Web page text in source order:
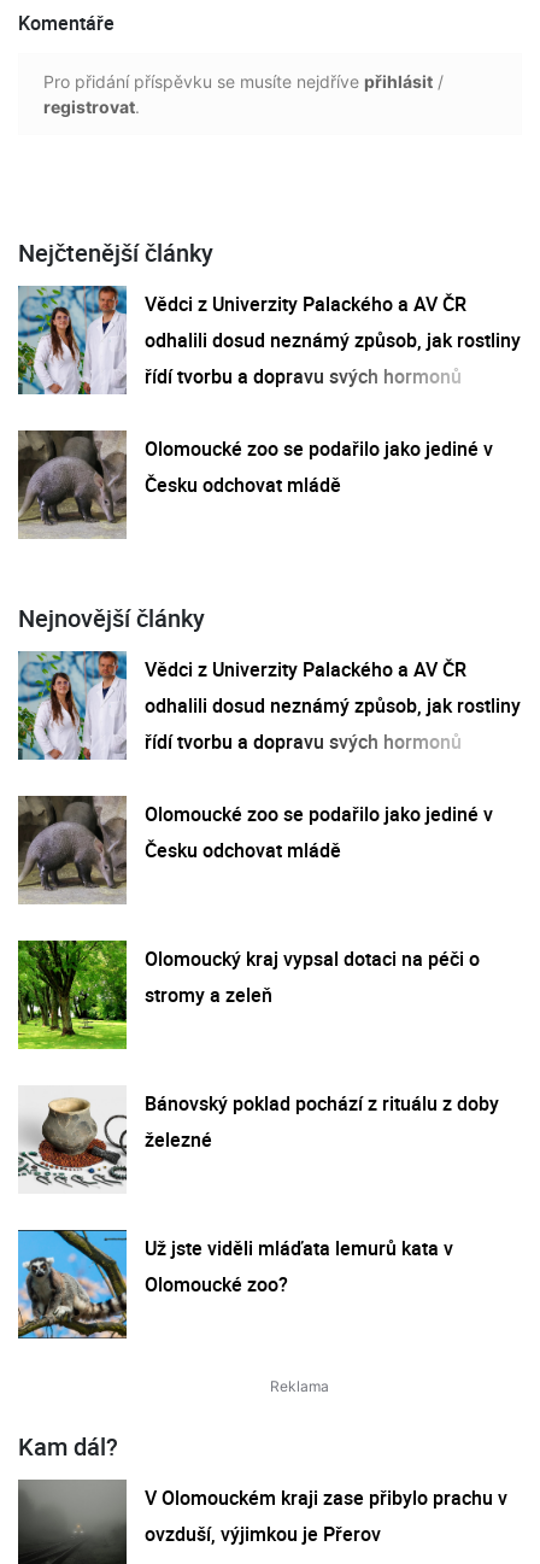
Komentáře
Pro přidání příspěvku se musíte nejdříve přihlásit /
registrovat.
Nejčtenější články
Vědci z Univerzity Palackého a AV ČR
odhalili dosud neznámý způsob, jak rostliny
řídí tvorbu a dopravu svých hormonů
Olomoucké zoo se podařilo jako jediné v
Česku odchovat mládě
Nejnovější články
Vědci z Univerzity Palackého a AV ČR
odhalili dosud neznámý způsob, jak rostliny
řídí tvorbu a dopravu svých hormonů
Olomoucké zoo se podařilo jako jediné v
Česku odchovat mládě
Olomoucký kraj vypsal dotaci na péči o
stromy a zeleň
Bánovský poklad pochází z rituálu z doby
železné
Už jste viděli mláďata lemurů kata v
Olomoucké zoo?
Kam dál?
V Olomouckém kraji zase přibylo prachu v
ovzduší, výjimkou je Přerov